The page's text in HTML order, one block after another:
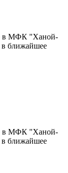
в МФК "Ханой-
ближайшее
в МФК "Ханой-
ближайшее